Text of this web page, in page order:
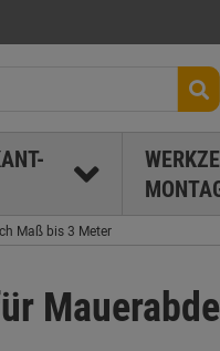
Maß bis 3 Meter